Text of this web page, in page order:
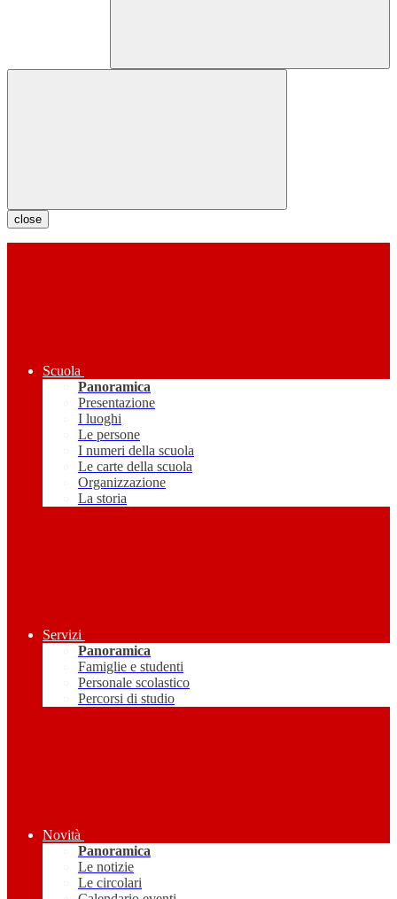
close
Scuola
Panoramica
Presentazione
I luoghi
Le persone
I numeri della scuola
Le carte della scuola
Organizzazione
La storia
Servizi
Panoramica
Famiglie e studenti
Personale scolastico
Percorsi di studio
Novità
Panoramica
Le notizie
Le circolari